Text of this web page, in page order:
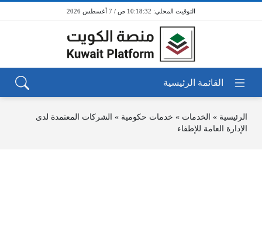
10:18:32 ص / 7 أغسطس 2026
الرئيسية » الخدمات » خدمات حكومية » الشركات المعتمدة لدى
الإدارة العامة للإطفاء